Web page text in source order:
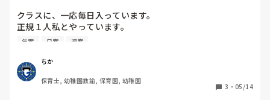
クラスに、一応毎日入っています。
正規１人私とやっています。
書類がいやでアルバイトでやっているのに
子ども10人プラス月１のクラスだよりなんですが
毎日書類でおおわれてるというてます、  今までは書いてき
てないし、正規がやってきてたし去年もやってないのに…と
年案 日案 週案
ちか
保育士, 幼稚園教諭, 保育園, 幼稚園
3 ・ 05/14